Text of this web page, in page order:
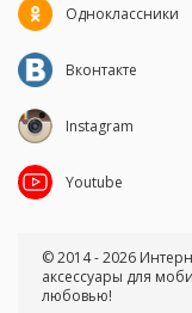
Одноклассники
Вконтакте
Instagram
Youtube
© 2014 - 2026
аксессуары для
любовью!